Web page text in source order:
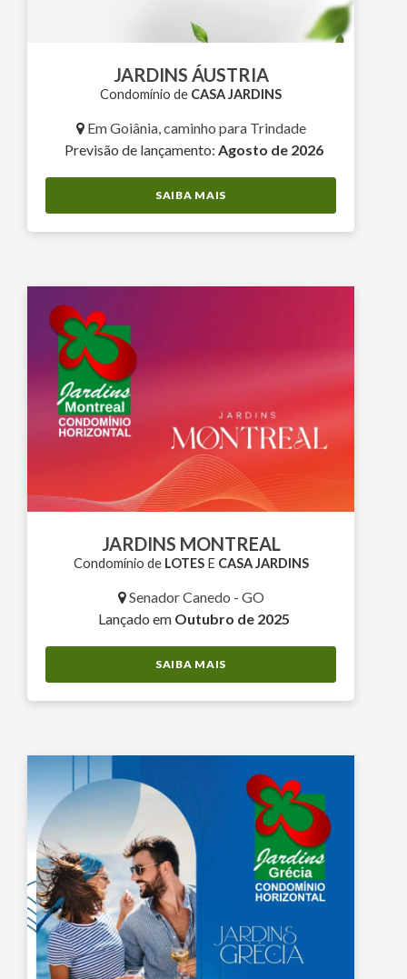
JARDINS ÁUSTRIA
Condomínio de CASA JARDINS
Em Goiânia, caminho para Trindade
Previsão de lançamento: Agosto de 2026
SAIBA MAIS
JARDINS MONTREAL
Condomínio de LOTESE CASA JARDINS
Senador Canedo - GO
Lançado em Outubro de 2025
SAIBA MAIS